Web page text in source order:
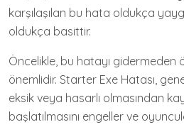
karşılaşılan bu hata oldukça
oldukça basittir.
Öncelikle, bu hatayı gidermeden
önemlidir. Starter Exe Hatası,
eksik veya hasarlı olmasından
başlatılmasını engeller ve